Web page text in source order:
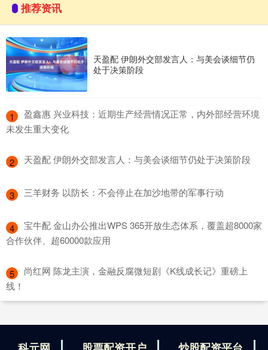
推荐资讯
天盈配 伊朗外交部发言人：与美会谈细节仍
处于决策阶段
1
​盈鑫惠 兴业科技：近期生产经营情况正常，内外部经营环境
未发生重大变化
2 ​天盈配 伊朗外交部发言人：与美会谈细节仍处于决策阶段
3 ​三羊财务 以防长：不会停止在加沙地带的军事行动
4
​宝牛配 金山办公推出WPS 365开放生态体系，覆盖超8000家
合作伙伴、超60000款应用
5
​尚红网 陈龙主演，金融反腐微短剧《K线成长记》重磅上
线！